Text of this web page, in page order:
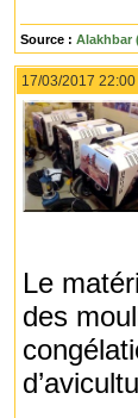
Source : Alakhbar
17/03/2017 22:00
Le
des